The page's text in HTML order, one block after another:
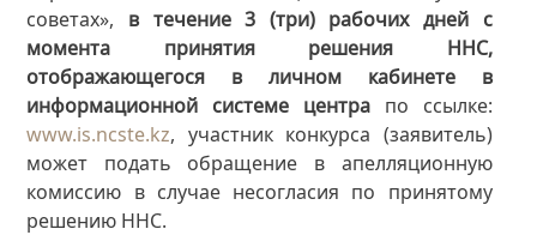
советах», в течение 3 (три) рабочих дней с
момента принятия решения ННС,
отображающегося в личном кабинете в
информационной системе центрапо ссылке:
www.is.ncste.kz, участник конкурса (заявитель)
может подать обращение в апелляционную
комиссию в случае несогласия по принятому
решению ННС.